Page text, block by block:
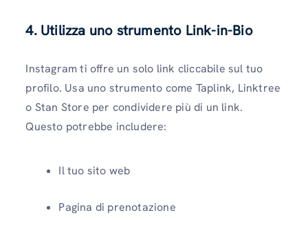
4. Utilizza uno strumento Link-in-Bio
Instagram ti offre un solo link cliccabile sul tuo
profilo. Usa uno strumento come Taplink, Linktree
o Stan Store per condividere più di un link.
Questo potrebbe includere:
Il tuo sito web
Pagina di prenotazione